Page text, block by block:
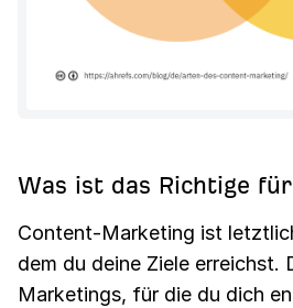
Was ist das Richtige
Content-Marketing ist
dem du deine Ziele erreichst.
Marketings, für die du dich